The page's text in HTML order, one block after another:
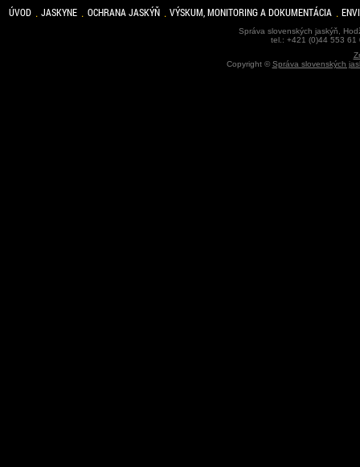
ÚVOD JASKYNE OCHRANA JASKÝŇ VÝSKUM, MONITORING A DOKUMENTÁCIA
Správa slovenských jaskýň,
tel.: +421 (0)44 553
Copyright ©Správa slovenských